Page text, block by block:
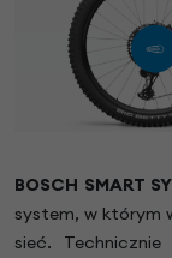
BOSCH SMART
system, w którym
sieć.